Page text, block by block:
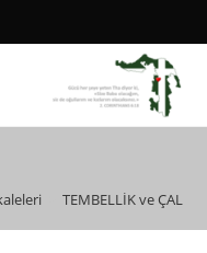
TEMBELLİK ve